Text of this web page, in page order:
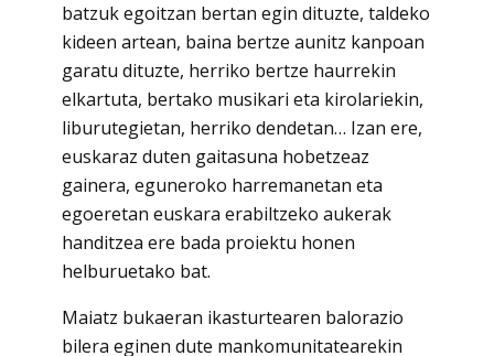
batzuk egoitzan bertan egin dituzte, taldeko
kideen artean, baina bertze aunitz kanpoan
garatu dituzte, herriko bertze haurrekin
elkartuta, bertako musikari eta kirolariekin,
liburutegietan, herriko dendetan… Izan ere,
euskaraz duten gaitasuna hobetzeaz
gainera, eguneroko harremanetan eta
egoeretan euskara erabiltzeko aukerak
handitzea ere bada proiektu honen
helburuetako bat.
Maiatz bukaeran ikasturtearen balorazio
bilera eginen dute mankomunitatearekin